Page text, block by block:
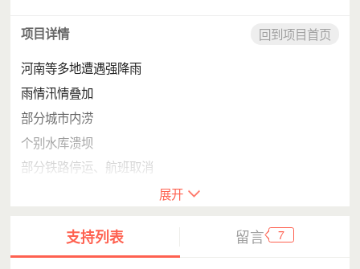
项目详情
回到项目首页
河南等多地遭遇强降雨
雨情汛情叠加
部分城市内涝
个别水库溃坝
部分铁路停运、航班取消
突如其来的严重汛情，牵动着全国亿万民众的心
行！风雨同舟、众志成城，团结一致，不畏艰险，这些精神
已潜移默化到我们每个人的骨血。让我们一起为河南加油！
展开
支持列表 留言 7